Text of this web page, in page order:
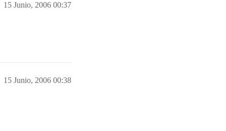
15 Junio, 2006 00:37
15 Junio, 2006 00:38